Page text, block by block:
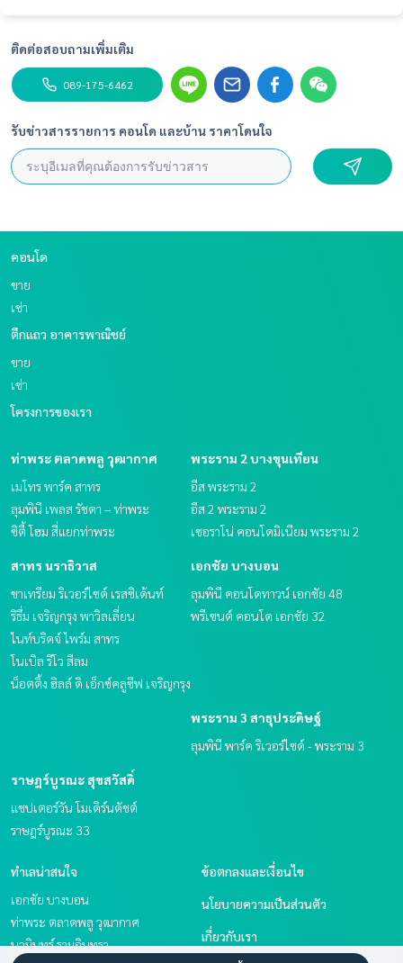
ติดต่อสอบถามเพิ่มเติม
089-175-6462
รับข่าวสารรายการ คอนโด และบ้าน ราคาโดนใจ
คอนโด
ขาย
เช่า
ตึกแถว อาคารพาณิชย์
ขาย
เช่า
โครงการของเรา
ท่าพระ ตลาดพลู วุฒากาศ
เมโทร พาร์ค สาทร
ลุมพินี เพลส รัชดา – ท่าพระ
ซิตี้ โฮม สี่แยกท่าพระ
พระราม 2 บางขุนเทียน
อีส พระราม 2
อีส 2 พระราม 2
เซอราโน่ คอนโดมิเนียม พระราม 2
สาทร นราธิวาส
ชาเทรียม ริเวอร์ไซด์ เรสซิเด้นท์
ริธึ่ม เจริญกรุง พาวิลเลี่ยน
ไนท์บริดจ์ ไพร์ม สาทร
โนเบิล รีโว สีลม
น็อตติ้ง ฮิลล์ ดิ เอ็กซ์คลูซีฟ เจริญกรุง
เอกชัย บางบอน
ลุมพินี คอนโดทาวน์ เอกชัย 48
พรีเซนต์ คอนโด เอกชัย 32
พระราม 3 สาธุประดิษฐ์
ลุมพินี พาร์ค ริเวอร์ไซด์ - พระราม 3
ราษฎร์บูรณะ สุขสวัสดิ์
แชปเตอร์วัน โมเดิร์นดัชต์
ราษฎร์บูรณะ 33
ทำเลน่าสนใจ
เอกชัย บางบอน
ท่าพระ ตลาดพลู วุฒากาศ
นวมินทร์ รามอินทรา
ข้อตกลงและเงื่อนไข
นโยบายความเป็นส่วนตัว
เกี่ยวกับเรา